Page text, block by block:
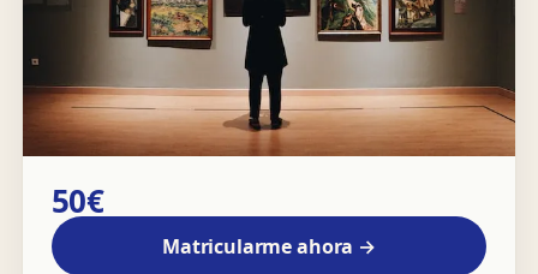
50€
Matricularme ahora →